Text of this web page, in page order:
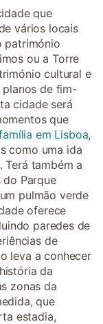
que
vários locais
património
ou a Torre
cultural e
planos de fim-
cidade será
que
em Lisboa,
como uma ida
também a
Parque
pulmão verde
oferece
paredes de
de
leva a conhecer
da
zonas da
que
estadia,